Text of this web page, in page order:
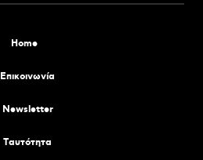
Home
Επικοινωνία
Newsletter
Tαυτότητα